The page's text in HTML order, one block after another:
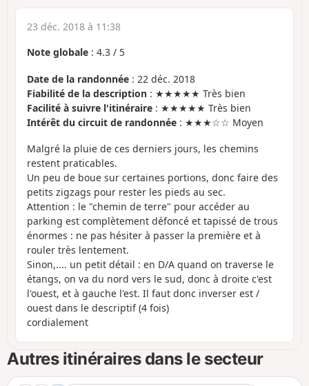
23 déc. 2018 à 11:38
Note globale : 4.3 / 5
Date de la randonnée : 22 déc. 2018
Fiabilité de la description : ★★★★★ Très bien
Facilité à suivre l'itinéraire : ★★★★★ Très bien
Intérêt du circuit de randonnée : ★★★☆☆ Moyen
Malgré la pluie de ces derniers jours, les chemins
restent praticables.
Un peu de boue sur certaines portions, donc faire des
petits zigzags pour rester les pieds au sec.
Attention : le "chemin de terre" pour accéder au
parking est complètement défoncé et tapissé de trous
énormes : ne pas hésiter à passer la première et à
rouler très lentement.
Sinon,.... un petit détail : en D/A quand on traverse le
étangs, on va du nord vers le sud, donc à droite c'est
l'ouest, et à gauche l'est. Il faut donc inverser est /
ouest dans le descriptif (4 fois)
cordialement
Autres itinéraires dans le secteur